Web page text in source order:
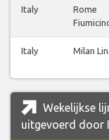
Italy
Rome
Italy Milan
Wekelijkse
uitgevoerd door